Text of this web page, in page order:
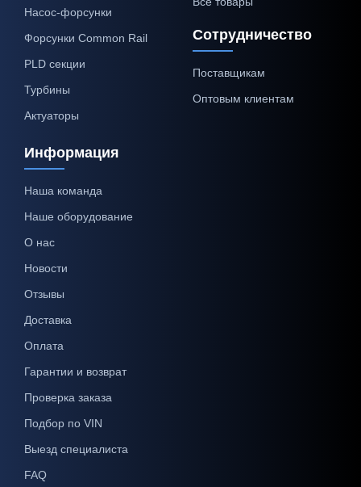
Насос-форсунки
Форсунки Common Rail
PLD секции
Турбины
Актуаторы
Сотрудничество
Поставщикам
Оптовым клиентам
Информация
Наша команда
Наше оборудование
О нас
Новости
Отзывы
Доставка
Оплата
Гарантии и возврат
Проверка заказа
Подбор по VIN
Выезд специалиста
FAQ